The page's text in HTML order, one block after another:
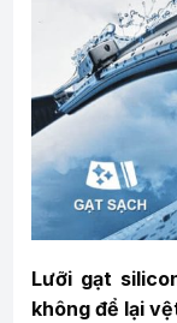
Lưỡi gạt
không để lại